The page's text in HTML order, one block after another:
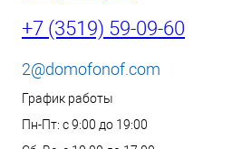
+7 (3519) 59-09-60
2@domofonof.com
График работы
Пн-Пт: с 9:00 до 19:00